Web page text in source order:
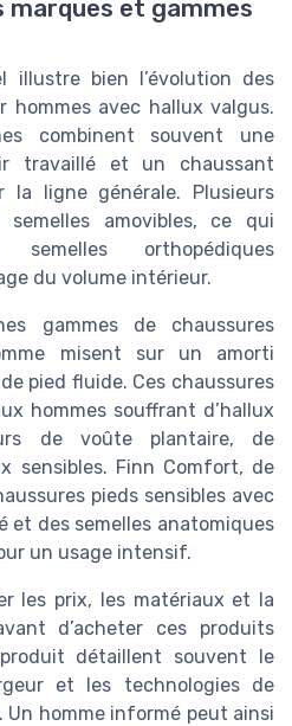
marques et gammes
illustre bien l’évolution des
hommes avec hallux valgus.
combinent souvent une
travaillé et un chaussant
la ligne générale. Plusieurs
amovibles, ce qui
orthopédiques
du volume intérieur.
gammes de chaussures
misent sur un amorti
pied fluide. Ces chaussures
hommes souffrant d’hallux
de voûte plantaire, de
sensibles. Finn Comfort, de
pieds sensibles avec
et des semelles anatomiques
un usage intensif.
les prix, les matériaux et la
d’acheter ces produits
détaillent souvent le
et les technologies de
homme informé peut ainsi